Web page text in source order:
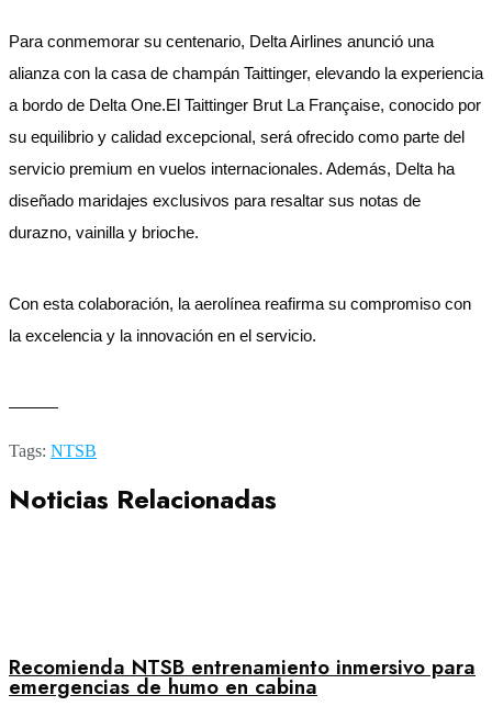
Para conmemorar su centenario, Delta Airlines anunció una
alianza con la casa de champán Taittinger, elevando la experiencia
a bordo de Delta One.El Taittinger Brut La Française, conocido por
su equilibrio y calidad excepcional, será ofrecido como parte del
servicio premium en vuelos internacionales. Además, Delta ha
diseñado maridajes exclusivos para resaltar sus notas de
durazno, vainilla y brioche.
Con esta colaboración, la aerolínea reafirma su compromiso con
la excelencia y la innovación en el servicio.
———
Tags: NTSB
Noticias Relacionadas
Recomienda NTSB entrenamiento inmersivo para
emergencias de humo en cabina